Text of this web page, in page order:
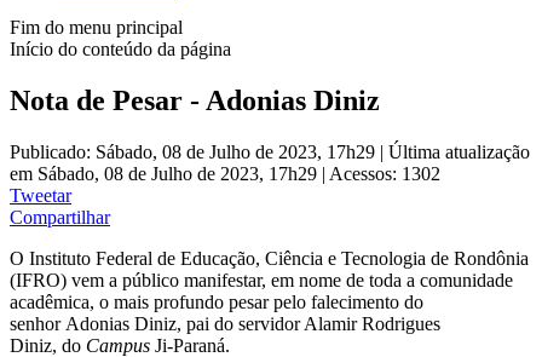
Fim do menu principal
Início do conteúdo da página
Nota de Pesar - Adonias Diniz
Publicado: Sábado, 08 de Julho de 2023, 17h29 | Última atualização
em Sábado, 08 de Julho de 2023, 17h29 | Acessos: 1302
Tweetar
Compartilhar
O Instituto Federal de Educação, Ciência e Tecnologia de Rondônia
(IFRO) vem a público manifestar, em nome de toda a comunidade
acadêmica, o mais profundo pesar pelo falecimento do
senhor Adonias Diniz, pai do servidor Alamir Rodrigues
Diniz, do Campus Ji-Paraná.